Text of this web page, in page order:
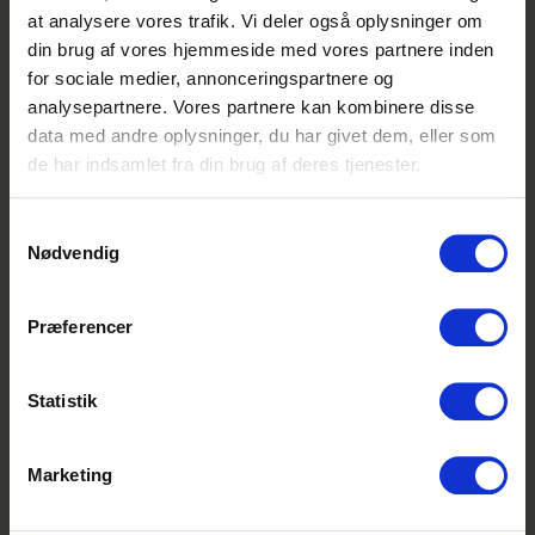
at analysere vores trafik. Vi deler også oplysninger om
din brug af vores hjemmeside med vores partnere inden
for sociale medier, annonceringspartnere og
analysepartnere. Vores partnere kan kombinere disse
data med andre oplysninger, du har givet dem, eller som
de har indsamlet fra din brug af deres tjenester.
Nødvendig
Præferencer
Statistik
Marketing
grundforløbet for slagterfaget inden du
starter i lære hos os, skal du stå i lære i 3 år
og 6 måneder.
Fremtiden
Har du appetit på mere? Vi har en
spændende fremtid ventende på dig, der
uddannelse. Hvad enten du drømmer om at
dygtiggøre dig som gourmetslagter, eller
Interesseret?
fremtidsmuligheder lige